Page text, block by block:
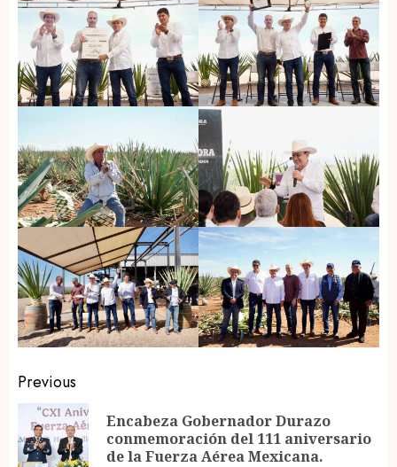
Post
navigation
Previous
Encabeza Gobernador Durazo
conmemoración del 111 aniversario
de la Fuerza Aérea Mexicana.